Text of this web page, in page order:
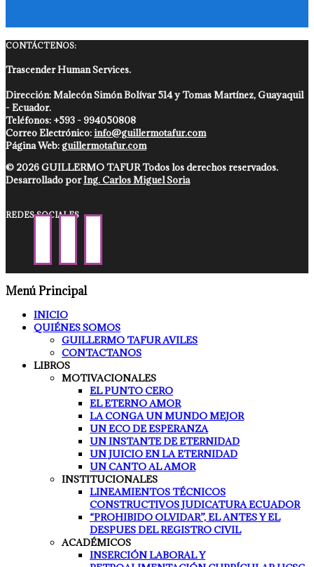
CONTÁCTENOS:
Trascender Human Services.
Dirección: Malecón Simón Bolívar 514 y Tomas Martínez, Guayaquil
- Ecuador.
Teléfonos: +593 - 994050808
Correo Electrónico:info@guillermotafur.com
Página Web:guillermotafur.com
© 2026 GUILLERMO TAFUR Todos los derechos reservados.
Desarrollado porIng. Carlos Miguel Soria
REDES SOCIALES
Menú Principal
INICIO
QUIÉNES SOMOS
GUILLERMO TAFUR AVILES
CONTACTANOS
LIBROS
MOTIVACIONALES
EL PUNTO CERO
EL ETERNO AMOR
LA CONGA UN MUNDO MEJOR
UN ECO DE ESPERANZA
UN INSTANTE DE ETERNIDAD
UN JUICIO EN LA ETERNIDAD
UN CANTO AL AMOR
INSTITUCIONALES
LINEAMIENTOS TÉCNICOS
CONSTRUCTIVOS JUDICATURA ECUADOR
“PROHIBIDO OLVIDAR”, EL ANTES Y EL
DESPUES DEL REGISTRO CIVIL
ACADÉMICOS
INSERCIÓN LABORAL Y